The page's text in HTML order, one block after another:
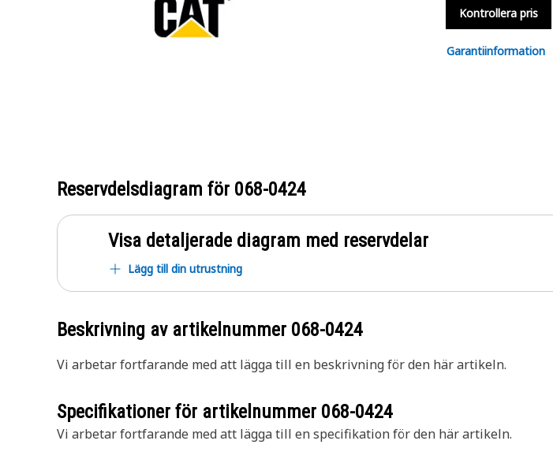
Kontrollera pris
Garantiinformation
Reservdelsdiagram för 068-0424
Visa detaljerade diagram med reservdelar
Lägg till din utrustning
Beskrivning av artikelnummer 068-0424
Vi arbetar fortfarande med att lägga till en beskrivning för den här artikeln.
Specifikationer för artikelnummer 068-0424
Vi arbetar fortfarande med att lägga till en specifikation för den här artikeln.